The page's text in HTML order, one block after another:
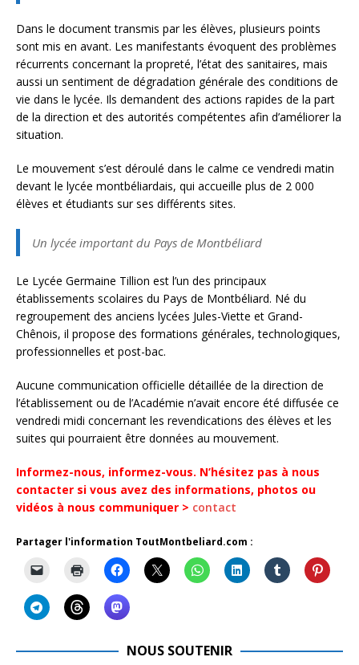
Dans le document transmis par les élèves, plusieurs points
sont mis en avant. Les manifestants évoquent des problèmes
récurrents concernant la propreté, l’état des sanitaires, mais
aussi un sentiment de dégradation générale des conditions de
vie dans le lycée. Ils demandent des actions rapides de la part
de la direction et des autorités compétentes afin d’améliorer la
situation.
Le mouvement s’est déroulé dans le calme ce vendredi matin
devant le lycée montbéliardais, qui accueille plus de 2 000
élèves et étudiants sur ses différents sites.
Un lycée important du Pays de Montbéliard
Le Lycée Germaine Tillion est l’un des principaux
établissements scolaires du Pays de Montbéliard. Né du
regroupement des anciens lycées Jules-Viette et Grand-
Chênois, il propose des formations générales, technologiques,
professionnelles et post-bac.
Aucune communication officielle détaillée de la direction de
l’établissement ou de l’Académie n’avait encore été diffusée ce
vendredi midi concernant les revendications des élèves et les
suites qui pourraient être données au mouvement.
Informez-nous, informez-vous. N’hésitez pas à nous
contacter si vous avez des informations, photos ou
vidéos à nous communiquer > contact
Partager l'information ToutMontbeliard.com :
NOUS SOUTENIR